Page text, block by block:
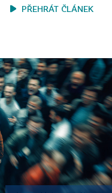
PŘEHRÁT ČLÁNEK